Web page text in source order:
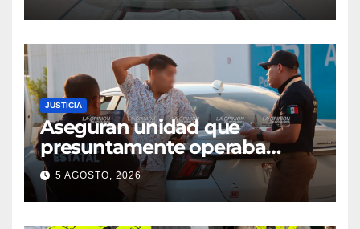
JUSTICIA
Aseguran unidad que
presuntamente operaba
mediante aplicación digital en
operativo de Transporte
Público
5 AGOSTO, 2026